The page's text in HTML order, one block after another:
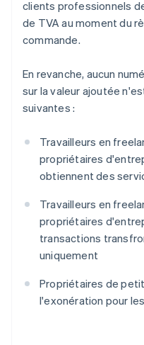
clients professionnels
de TVA au moment du
commande.
En revanche, aucun
sur la valeur ajoutée
suivantes :
Travailleurs en
propriétaires
obtiennent des
Travailleurs en
propriétaires
transactions
uniquement
Propriétaires de
l'exonération pour